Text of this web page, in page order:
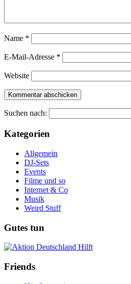
Name *
E-Mail-Adresse *
Website
Suchen nach:
Kategorien
Allgemein
DJ-Sets
Events
Filme und so
Internet & Co
Musik
Weird Stuff
Gutes tun
Friends